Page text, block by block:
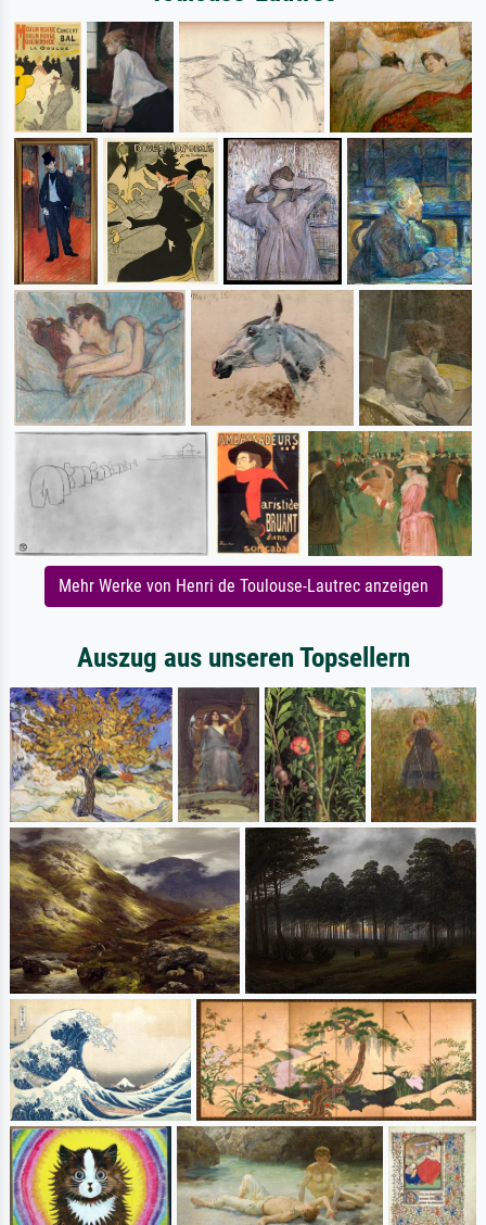
Mehr Werke von Henri de Toulouse-Lautrec anzeigen
Auszug aus unseren Topsellern